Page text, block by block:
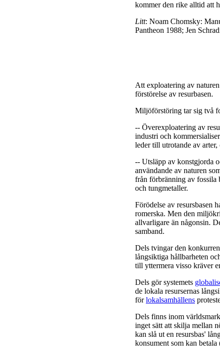
kommer den rike alltid att
Litt: Noam Chomsky:
Pantheon 1988; Jen
Att exploatering av
förstörelse av resurbasen.
Miljöförstöring tar sig två
-- Överexploatering av
industri och
leder till utrotande av
-- Utsläpp av konstgjorda
användande av naturen
från förbränning av
och tungmetaller.
Förödelse av resursbasen
romerska. Men den
allvarligare än någonsin.
samband.
Dels tvingar den
långsiktiga hållbarheten
till yttermera visso kräver
Dels gör systemets
de lokala resursernas
förlokalsamhällens
Dels finns inom
inget sätt att skilja mellan
kan slå ut en resursbas'
konsument som kan betala